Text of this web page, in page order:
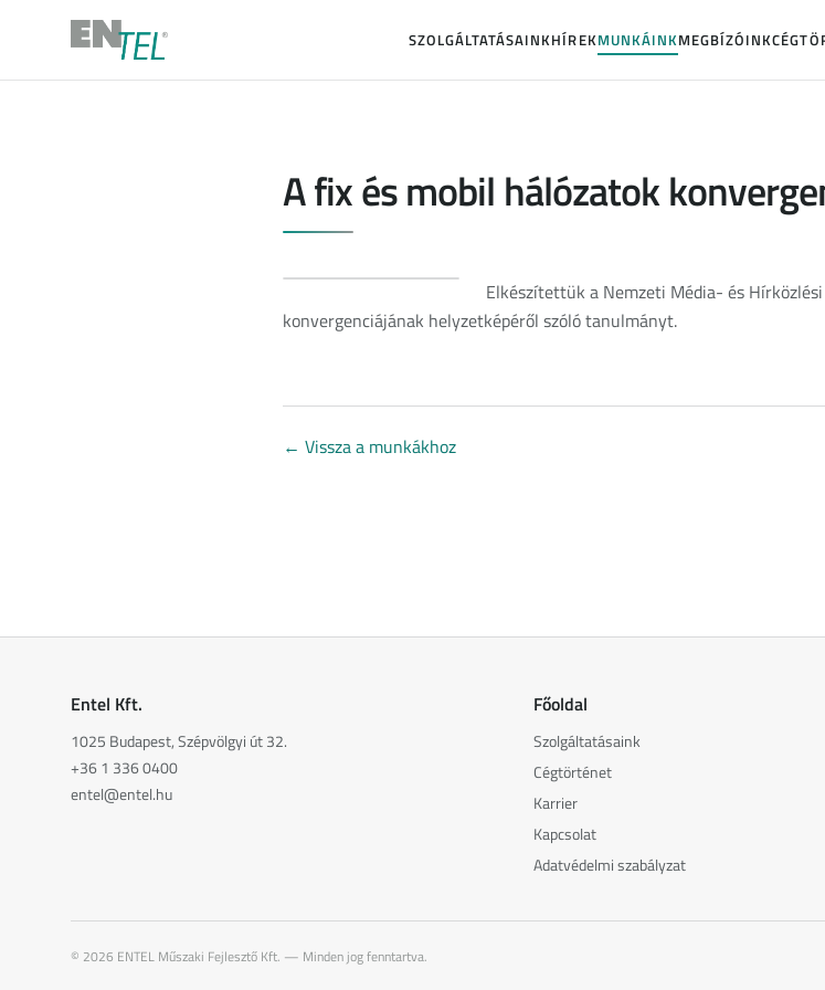
SZOLGÁLTATÁSAINKHÍREKMUNKÁINKMEGBÍZÓINK
A fix és mobil hálózatok
Elkészítettük a Nemzeti Média- és
konvergenciájának helyzetképéről szóló tanulmányt.
← Vissza a munkákhoz
Entel Kft.
1025 Budapest, Szépvölgyi út 32.
+36 1 336 0400
entel@entel.hu
Főoldal
Szolgáltatásaink
Cégtörténet
Karrier
Kapcsolat
Adatvédelmi szabályzat
© 2026 ENTEL Műszaki Fejlesztő Kft. — Minden jog fenntartva.